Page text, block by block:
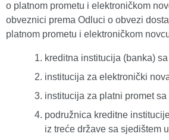
o platnom prometu i elektroničkom
obveznici prema Odluci o obvezi
platnom prometu i elektroničkom
kreditna institucija (banka)
institucija za elektronički
institucija za platni promet sa
podružnica kreditne
iz treće države sa sjedištem